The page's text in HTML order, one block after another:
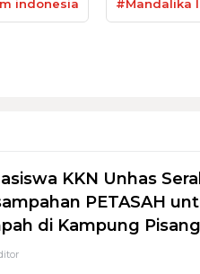
indonesia #Mandalika
KKN Unhas
PETASAH
di Kampung Pisang